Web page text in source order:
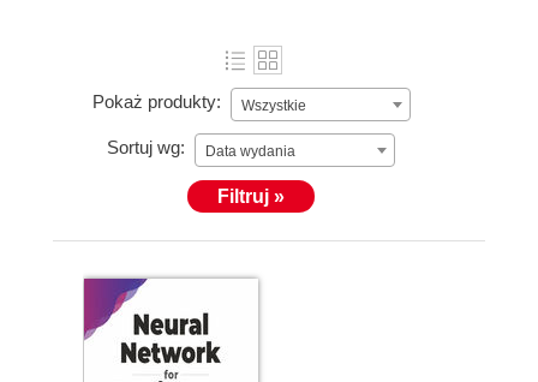
Pokaż produkty: Wszystkie
Sortuj wg: Data wydania
Filtruj »